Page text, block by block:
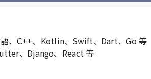
語、C++、Kotlin、Swift、Dart、Go 等
、Django、React 等